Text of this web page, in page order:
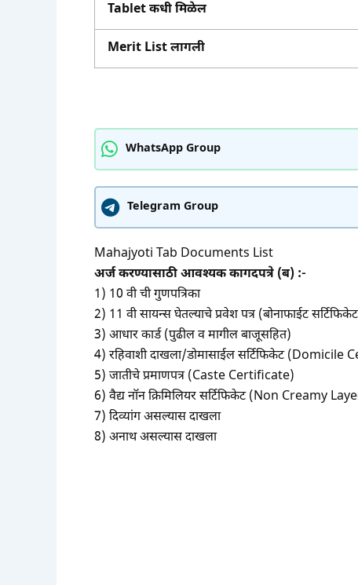
Tablet कधी मिळेल
Merit List लागली
WhatsApp Group
Telegram Group
Mahajyoti Tab Documents List
अर्ज करण्यासाठी आवश्यक कागदपत्रे (ब) :-
1) 10 वी ची गुणपत्रिका
2) 11 वी सायन्स घेतल्याचे प्रवेश पत्र (बोनाफाईट
3) आधार कार्ड (पुढील व मागील बाजूसहित)
4) रहिवाशी दाखला/डोमासाईल सर्टिफिकेट (Domicile
5) जातीचे प्रमाणपत्र (Caste Certificate)
6) वैद्य नॉन क्रिमिलियर सर्टिफिकेट (Non Creamy
7) दिव्यांग असल्यास दाखला
8) अनाथ असल्यास दाखला